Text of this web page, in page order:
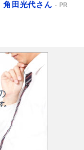
田光代さん
PR